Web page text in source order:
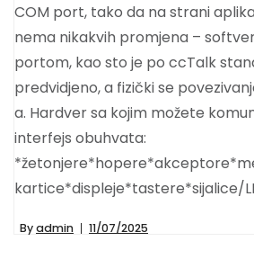
COM port, tako da na strani
nema nikakvih promjena –
portom, kao sto je po ccTalk
predvidjeno, a fizički se
a. Hardver sa kojim možete
interfejs obuhvata:
kartice*displeje*tastere*sijalice/
Byadmin 11/07/2025